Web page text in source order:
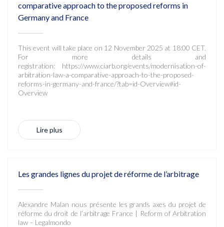
comparative approach to the proposed reforms in
Germany and France
This event will take place on 12 November 2025 at 18:00 CET.
For more details and
registration: https://www.ciarb.org/events/modernisation-of-
arbitration-law-a-comparative-approach-to-the-proposed-
reforms-in-germany-and-france/?tab=id-Overview#id-
Overview
Lire plus
Les grandes lignes du projet de réforme de l’arbitrage
Alexandre Malan nous présente les grands axes du projet de
réforme du droit de l’arbitrage France | Reform of Arbitration
law – Legalmondo